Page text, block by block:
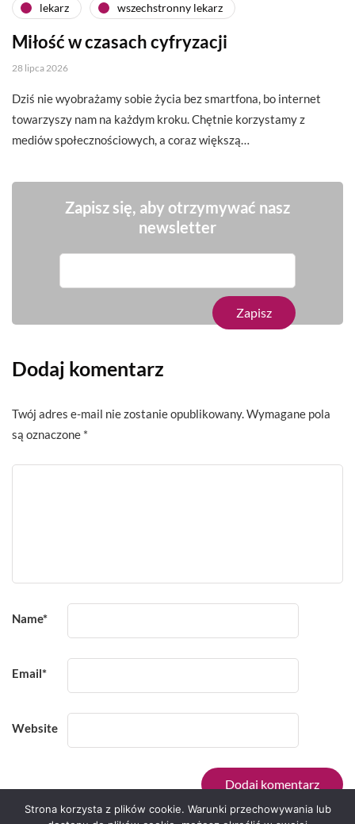
lekarz wszechstronny lekarz
Miłość w czasach cyfryzacji
28 lipca 2026
Dziś nie wyobrażamy sobie życia bez smartfona, bo internet
towarzyszy nam na każdym kroku. Chętnie korzystamy z
mediów społecznościowych, a coraz większą…
Zapisz się, aby otrzymywać nasz
newsletter
Dodaj komentarz
Twój adres e-mail nie zostanie opublikowany. Wymagane pola
są oznaczone *
Name*
Email*
Website
Strona korzysta z plików cookie. Warunki przechowywania lub